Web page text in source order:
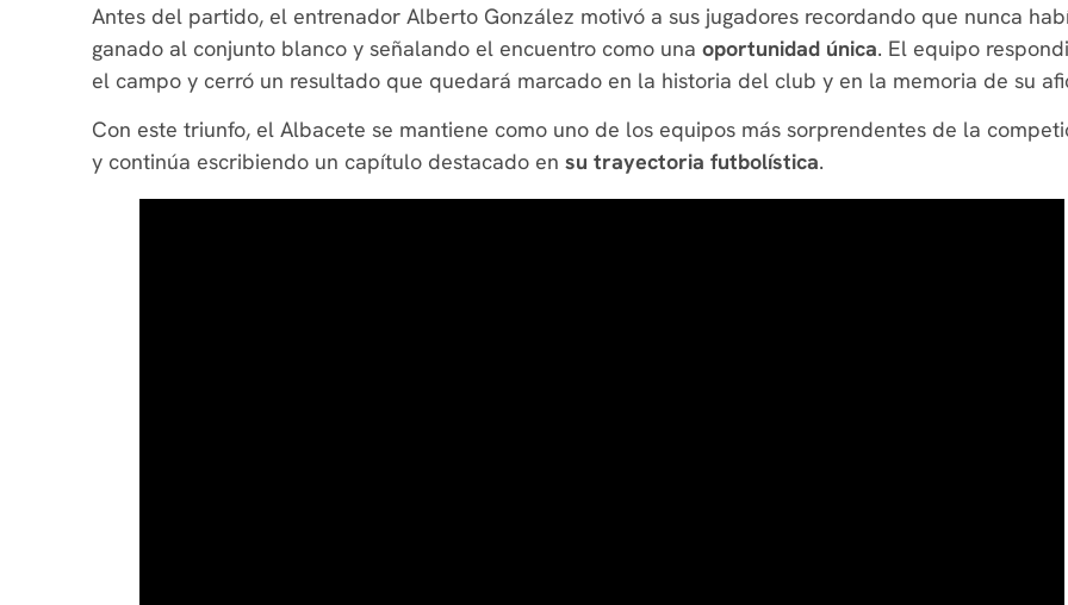
Antes del partido, el entrenador Alberto González motivó a sus jugadores recordando que nunca
ganado al conjunto blanco y señalando el encuentro como una oportunidad única. El equipo
el campo y cerró un resultado que quedará marcado en la historia del club y en la memoria de su
Con este triunfo, el Albacete se mantiene como uno de los equipos más sorprendentes de la
y continúa escribiendo un capítulo destacado en su trayectoria futbolística.